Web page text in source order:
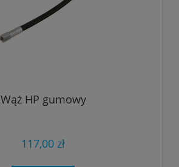
Wąż HP gumowy
117,00 zł